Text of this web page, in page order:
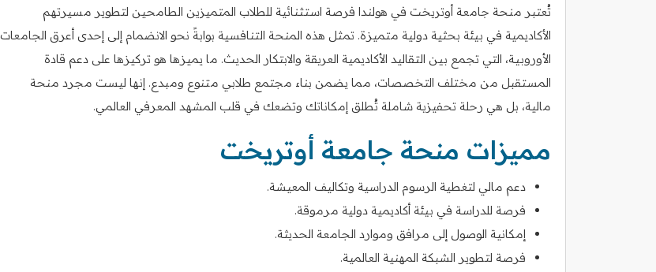
تُعتبر منحة جامعة أوتريخت في هولندا فرصة استثنائية للطلاب المتميزين الطامحين لتطوير مسيرتهم
الأكاديمية في بيئة بحثية دولية متميزة. تمثل هذه المنحة التنافسية بوابةً نحو الانضمام إلى إحدى أعرق الجامعات
الأوروبية، التي تجمع بين التقاليد الأكاديمية العريقة والابتكار الحديث. ما يميزها هو تركيزها على دعم قادة
المستقبل من مختلف التخصصات، مما يضمن بناء مجتمع طلابي متنوع ومبدع. إنها ليست مجرد منحة
مالية، بل هي رحلة تحفيزية شاملة تُطلق إمكاناتك وتضعك في قلب المشهد المعرفي العالمي.
مميزات منحة جامعة أوتريخت
دعم مالي لتغطية الرسوم الدراسية وتكاليف المعيشة.
فرصة للدراسة في بيئة أكاديمية دولية مرموقة.
إمكانية الوصول إلى مرافق وموارد الجامعة الحديثة.
فرصة لتطوير الشبكة المهنية العالمية.